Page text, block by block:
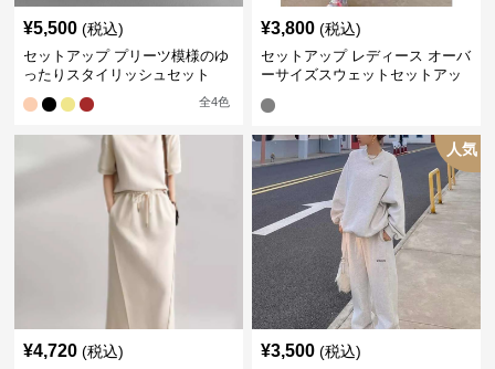
¥5,500 (税込)
セットアップ プリーツ模様のゆ
ったりスタイリッシュセット
全4色
¥3,800 (税込)
セットアップ レディース オーバ
ーサイズスウェットセットアッ
¥4,720 (税込)
人気
¥3,500 (税込)